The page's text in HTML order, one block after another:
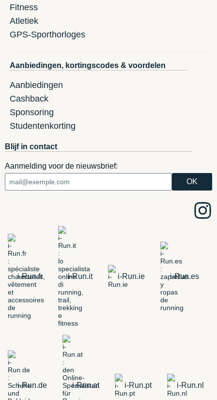
Fitness
Atletiek
GPS-Sporthorloges
Aanbiedingen, kortingscodes & voordelen
Aanbiedingen
Cashback
Sponsoring
Studentenkorting
Blijf in contact
Aanmelding voor de nieuwsbrief:
i-Run.fr i-Run.it i-Run.ie i-Run.es
i-Run.de i-Run.at i-Run.pt i-Run.nl